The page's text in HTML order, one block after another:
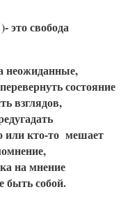
это свобода
неожиданные,
состояние
взглядов,
или кто-то мешает
на мнение
быть собой.